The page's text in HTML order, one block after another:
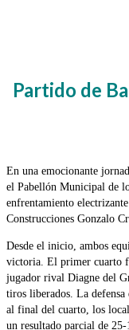
Partido de
En una emocionante
el Pabellón Municipal de
enfrentamiento
Construcciones Gonzalo
Desde el inicio, ambos
victoria. El primer cuarto
jugador rival Diagne del
tiros liberados. La
al final del cuarto, los
un resultado parcial de 25-